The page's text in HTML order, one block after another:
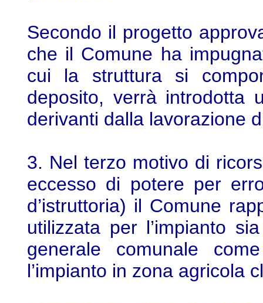
Secondo il progetto
che il Comune ha
cui la struttura si
deposito, verrà introdotta
derivanti dalla lavorazione
3. Nel terzo motivo di
eccesso di potere per
d’istruttoria) il Comune
utilizzata per l’impianto
generale comunale
l’impianto in zona agricola